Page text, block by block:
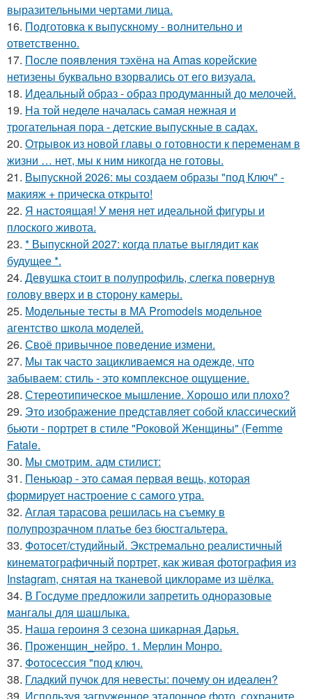
выразительными чертами лица.
16. Подготовка к выпускному - волнительно и
ответственно.
17. После появления тэхёна на Amas корейские
нетизены буквально взорвались от его визуала.
18. Идеальный образ - образ продуманный до мелочей.
19. На той неделе началась самая нежная и
трогательная пора - детские выпускные в садах.
20. Отрывок из новой главы о готовности к переменам в
жизни … нет, мы к ним никогда не готовы.
21. Выпускной 2026: мы создаем образы "под Ключ" -
макияж + прическа открыто!
22. Я настоящая! У меня нет идеальной фигуры и
плоского живота.
23. * Выпускной 2027: когда платье выглядит как
будущее *.
24. Девушка стоит в полупрофиль, слегка повернув
голову вверх и в сторону камеры.
25. Модельные тесты в МА Promodels модельное
агентство школа моделей.
26. Своё привычное поведение измени.
27. Мы так часто зацикливаемся на одежде, что
забываем: стиль - это комплексное ощущение.
28. Стереотипическое мышление. Хорошо или плохо?
29. Это изображение представляет собой классический
бьюти - портрет в стиле "Роковой Женщины" (Femme
Fatale.
30. Мы смотрим. адм стилист:
31. Пеньюар - это самая первая вещь, которая
формирует настроение с самого утра.
32. Аглая тарасова решилась на съемку в
полупрозрачном платье без бюстгальтера.
33. Фотосет/студийный. Экстремально реалистичный
кинематографичный портрет, как живая фотография из
Instagram, снятая на тканевой циклораме из шёлка.
34. В Госдуме предложили запретить одноразовые
мангалы для шашлыка.
35. Наша героиня 3 сезона шикарная Дарья.
36. Проженщин_нейро. 1. Мерлин Монро.
37. Фотосессия "под ключ.
38. Гладкий пучок для невесты: почему он идеален?